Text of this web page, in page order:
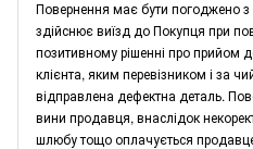
Повернення має бути погоджено
здійснює виїзд до Покупця при
позитивному рішенні про прийом
клієнта, яким перевізником і за
відправлена дефектна деталь.
вини продавця, внаслідок
шлюбу тощо оплачується